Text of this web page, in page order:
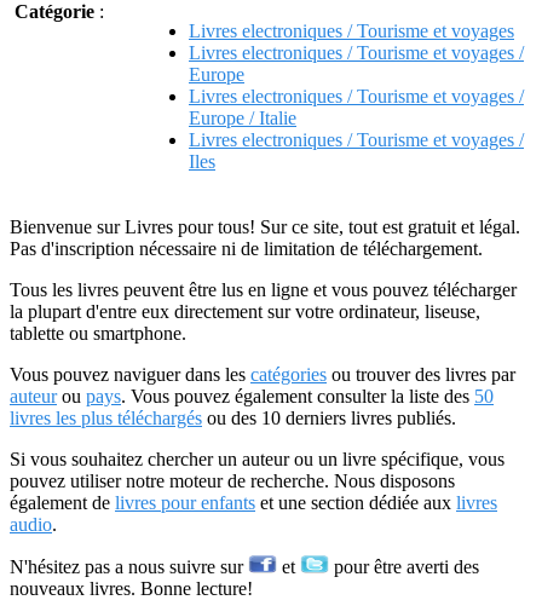
Catégorie :
Livres electroniques / Tourisme et voyages
Livres electroniques / Tourisme et voyages /
Europe
Livres electroniques / Tourisme et voyages /
Europe / Italie
Livres electroniques / Tourisme et voyages /
Iles
Bienvenue sur Livres pour tous! Sur ce site, tout est gratuit et légal.
Pas d'inscription nécessaire ni de limitation de téléchargement.
Tous les livres peuvent être lus en ligne et vous pouvez télécharger
la plupart d'entre eux directement sur votre ordinateur, liseuse,
tablette ou smartphone.
Vous pouvez naviguer dans les catégories ou trouver des livres par
auteurou pays. Vous pouvez également consulter la liste des 50
livres les plus téléchargés ou des 10 derniers livres publiés.
Si vous souhaitez chercher un auteur ou un livre spécifique, vous
pouvez utiliser notre moteur de recherche. Nous disposons
également de livres pour enfants et une section dédiée aux livres
audio.
N'hésitez pas a nous suivre sur et
pour être averti des
nouveaux livres. Bonne lecture!